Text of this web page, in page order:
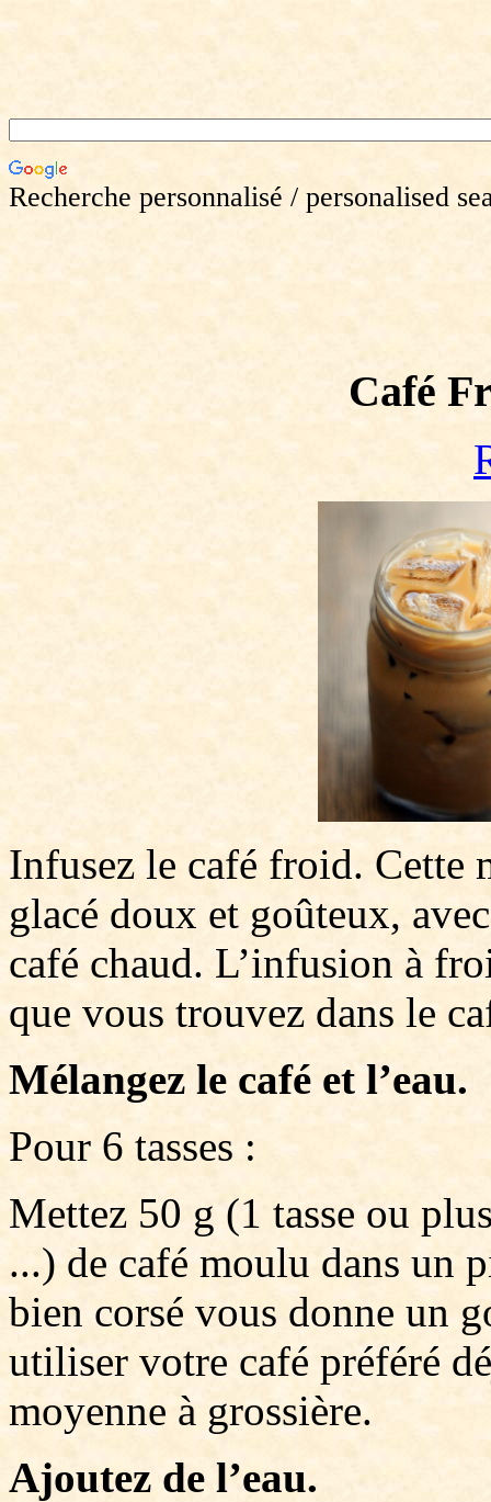
Recherche personnalisé / personalised
Café
Infusez le café froid. Cette
glacé doux et goûteux,
café chaud. L’infusion à
que vous trouvez dans le
Mélangez le café et l’eau.
Pour 6 tasses :
Mettez 50 g (1 tasse ou
...) de café moulu dans un
bien corsé vous donne un
utiliser votre café préféré
moyenne à grossière.
Ajoutez de l’eau.